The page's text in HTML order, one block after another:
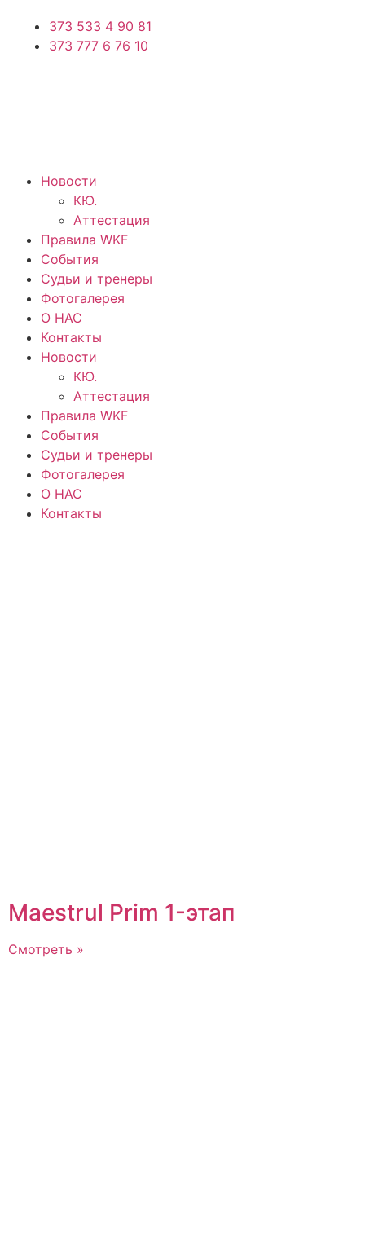
373 533 4 90 81
373 777 6 76 10
Новости
КЮ.
Аттестация
Правила WKF
События
Судьи и тренеры
Фотогалерея
О НАС
Контакты
Новости
КЮ.
Аттестация
Правила WKF
События
Судьи и тренеры
Фотогалерея
О НАС
Контакты
Maestrul Prim 1-этап
Смотреть »